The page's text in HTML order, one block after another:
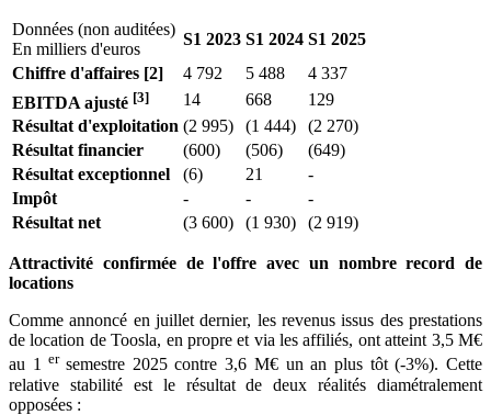
Données (non auditées)
En milliers d'euros
S1 2023 S1 2024 S1 2025
Chiffre d'affaires [2]
4 792 5 488
4 337
EBITDA ajusté [3] 14 668
129
Résultat d'exploitation (2 995) (1 444)
(2 270)
Résultat financier
(600) (506)
(649)
Résultat exceptionnel
(6) 21
-
Impôt
- -
-
Résultat net
(3 600) (1 930) (2 919)
Attractivité confirmée de l'offre avec un nombre record de
locations
Comme annoncé en juillet dernier, les revenus issus des prestations
de location de Toosla, en propre et via les affiliés, ont atteint 3,5 M€
au 1ersemestre 2025 contre 3,6 M€ un an plus tôt (-3%). Cette
relative stabilité est le résultat de deux réalités diamétralement
opposées :